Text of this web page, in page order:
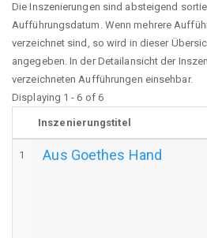
Die Inszenierungen sind absteigend
Aufführungsdatum. Wenn mehrere
verzeichnet sind, so wird in dieser
angegeben. In der Detailansicht der
verzeichneten Aufführungen einsehbar.
Displaying 1 - 6 of 6
Inszenierungstitel
1 Aus Goethes Hand